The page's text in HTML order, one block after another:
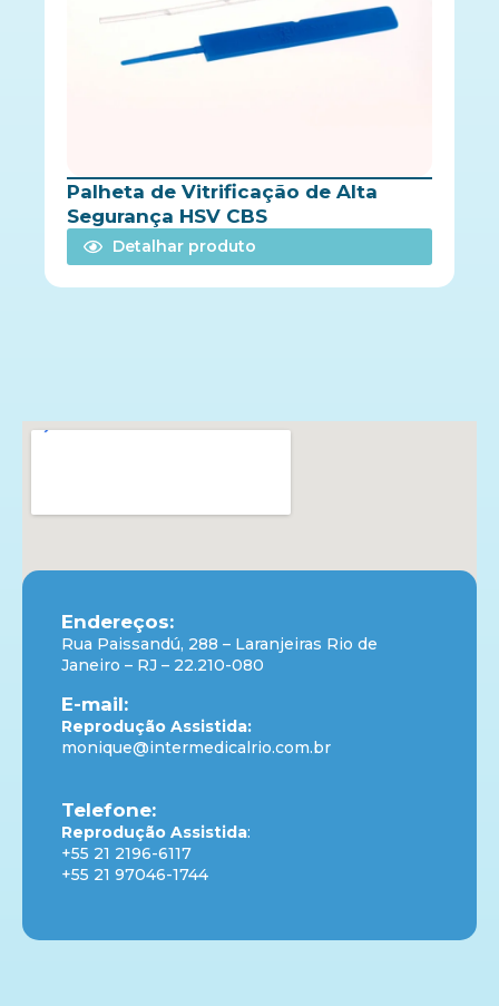
Palheta de Vitrificação de Alta
Segurança HSV CBS
Detalhar produto
Endereços:
Rua Paissandú, 288 – Laranjeiras Rio de
Janeiro – RJ – 22.210-080
E-mail:
Reprodução Assistida:
monique@intermedicalrio.com.br
Telefone:
Reprodução Assistida:
+55 21 2196-6117
+55 21 97046-1744